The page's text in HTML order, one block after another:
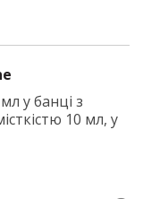
у банці з
10 мл, у